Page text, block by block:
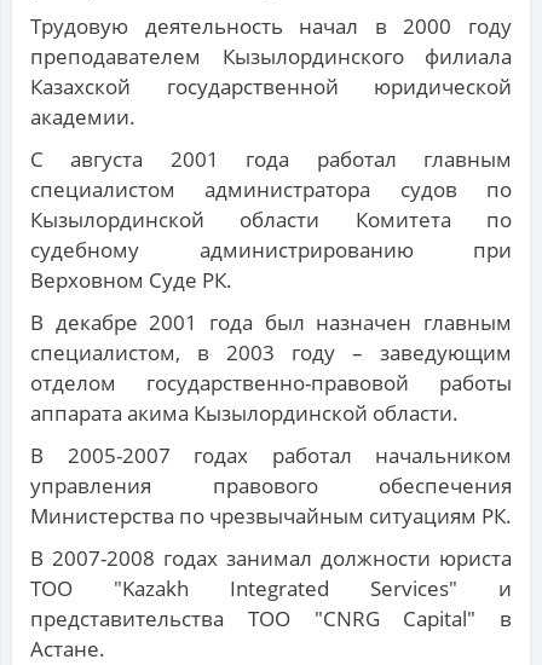
Трудовую деятельность начал в 2000 году
преподавателем Кызылординского филиала
Казахской государственной юридической
академии.
С августа 2001 года работал главным
специалистом администратора судов по
Кызылординской области Комитета по
судебному администрированию при
Верховном Суде РК.
В декабре 2001 года был назначен главным
специалистом, в 2003 году – заведующим
отделом государственно-правовой работы
аппарата акима Кызылординской области.
В 2005-2007 годах работал начальником
управления правового обеспечения
Министерства по чрезвычайным ситуациям РК.
В 2007-2008 годах занимал должности юриста
ТОО "Kazakh Integrated Services" и
представительства ТОО "CNRG Capital" в
Астане.